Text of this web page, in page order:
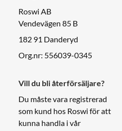
Roswi AB
Vendevägen 85 B
182 91 Danderyd
Org.nr: 556039-0345
Vill du bli återförsäljare?
Du måste vara registrerad
som kund hos Roswi för att
kunna handla i vår